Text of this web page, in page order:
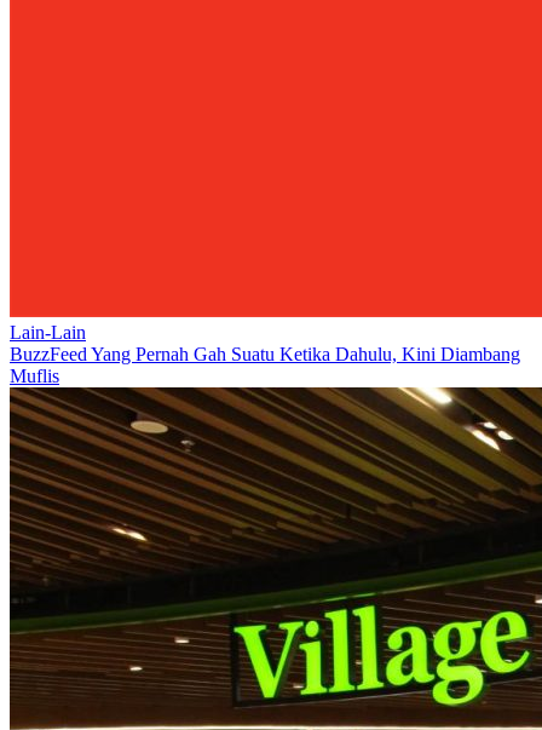
Lain-Lain
BuzzFeed Yang Pernah Gah Suatu Ketika Dahulu, Kini Diambang
Muflis